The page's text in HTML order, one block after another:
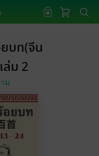
บท(จีน
ล่ม 2
ม